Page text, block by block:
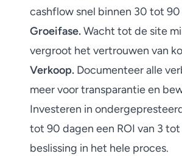
cashflow snel binnen 30 tot 90
Groeifase.Wacht tot de site
vergroot het vertrouwen van
Verkoop. Documenteer alle
meer voor transparantie en
Investeren in
tot 90 dagen een ROI van 3
beslissing in het hele proces.